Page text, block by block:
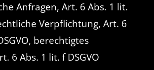
Anfragen, Art. 6 Abs. 1 lit.
Verpflichtung, Art. 6
berechtigtes
6 Abs. 1 lit. f DSGVO